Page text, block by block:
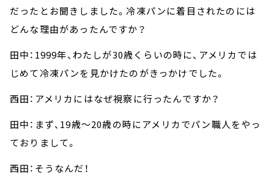
だったとお聞きしました。冷凍パンに着目されたのには
どんな理由があったんですか？
田中：1999年、わたしが30歳くらいの時に、アメリカでは
じめて冷凍パンを見かけたのがきっかけでした。
西田：アメリカにはなぜ視察に行ったんですか？
田中：まず、19歳～20歳の時にアメリカでパン職人をやっ
ておりまして。
西田：そうなんだ！